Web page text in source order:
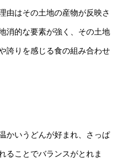
由はその土地の産物が反映さ
消的な要素が強く、その土地
誇りを感じる食の組み合わせ
かいうどんが好まれ、さっぱ
ることでバランスがとれま